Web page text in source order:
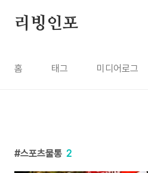
리빙인포
홈 태그 미디어로그
스포츠물통 2